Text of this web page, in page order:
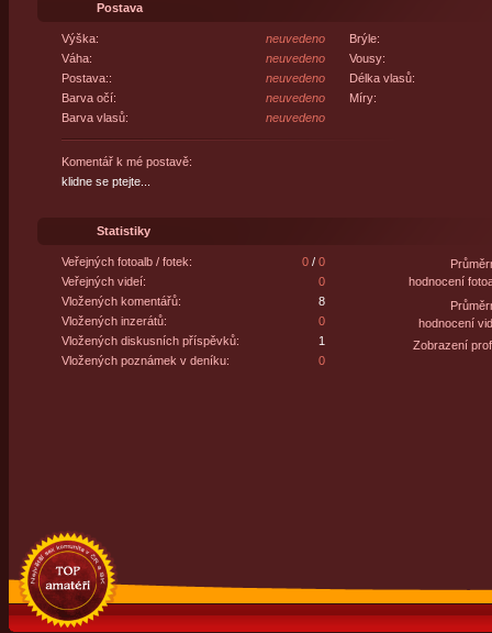
Postava
Výška:
neuvedeno
Váha:
neuvedeno
Postava::
neuvedeno
Barva očí:
neuvedeno
Barva vlasů:
neuvedeno
Brýle:
Vousy:
Délka vlasů:
Míry:
Komentář k mé postavě:
klidne se ptejte...
Statistiky
Veřejných fotoalb / fotek: 0/ 0
Veřejných videí:
0
Vložených komentářů:
8
Vložených inzerátů:
0
Vložených diskusních příspěvků:
1
Vložených poznámek v deníku:
0
hodnocení
hodnocení
Zobrazení